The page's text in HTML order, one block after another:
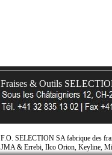
Fraises & Outils
F.O. SELECTION SA fabrique des
JMA & Errebi, Ilco Orion, Keyline,